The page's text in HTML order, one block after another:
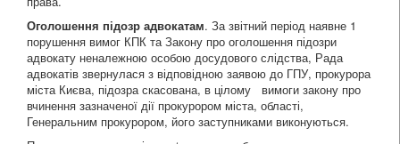
Оголошення підозр адвокатам. За звітний період наявне 1
порушення вимог КПК та Закону про оголошення підозри
адвокату неналежною особою досудового слідства, Рада
адвокатів звернулася з відповідною заявою до ГПУ, прокурора
міста Києва, підозра скасована, в цілому вимоги закону про
вчинення зазначеної дії прокурором міста, області,
Генеральним прокурором, його заступниками виконуються.